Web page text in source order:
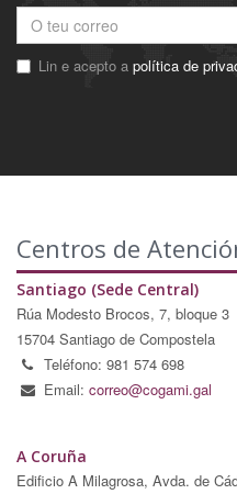
Lin e acepto a política de
Centros de
Santiago (Sede Central)
Rúa Modesto Brocos, 7, bloque 3
15704 Santiago de Compostela
Teléfono: 981 574 698
Email: correo@cogami.gal
A Coruña
Edificio A Milagrosa, Avda. de